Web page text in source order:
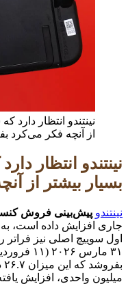
از آنچه فکر می‌کرد
بسیار بیشتر از
نینتندو پیش‌بینی فروش
جاری افزایش داده است،
اول سوییچ اصلی نیز فراتر
۳۱ مارس ۲۰۲۶ (۱۱ فروردین ۱۴۰۵)
میلیون واحدی، افزایش